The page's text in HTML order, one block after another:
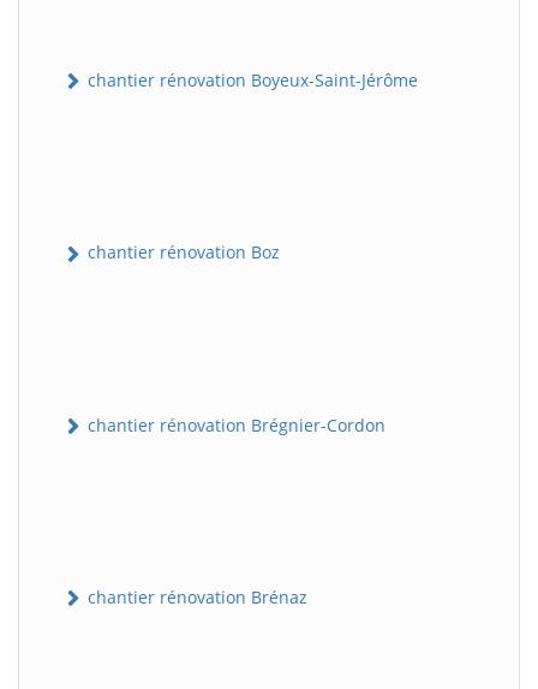
chantier rénovation Boyeux-Saint-Jérôme
chantier rénovation Boz
chantier rénovation Brégnier-Cordon
chantier rénovation Brénaz